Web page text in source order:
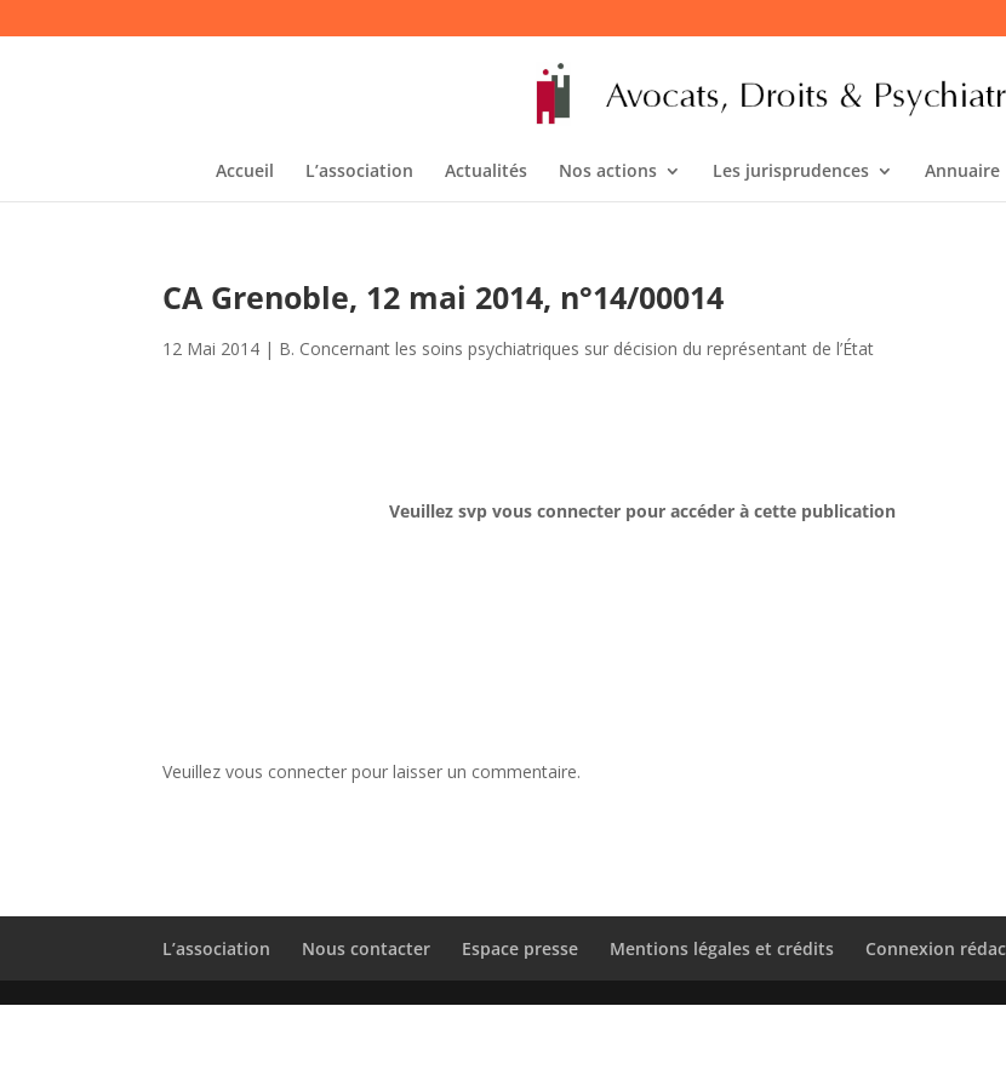
Accueil L’association Actualités Nos actions Les jurisprudences Annuaire
CA Grenoble, 12 mai 2014, n°14/00014
12 Mai 2014 | B. Concernant les soins psychiatriques sur décision du représentant de l’État
Veuillez svp vous connecter pour accéder à cette publication
Veuillez vous connecter pour laisser un commentaire.
L’association Nous contacter Espace presse Mentions légales et crédits Connexion